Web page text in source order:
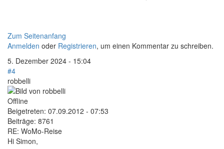
Zum Seitenanfang
Anmelden oder Registrieren, um einen Kommentar zu schreiben.
5. Dezember 2024 - 15:04
#4
robbelli
Offline
Beigetreten: 07.09.2012 - 07:53
Beiträge: 8761
RE: WoMo-Reise
Hi Simon,